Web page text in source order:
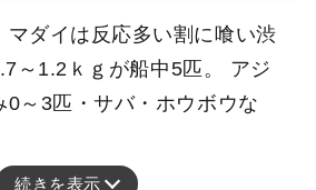
マダイは反応多い割に喰い渋
～1.2ｋｇが船中5匹。 アジ
0～3匹・サバ・ホウボウな
続きを表示